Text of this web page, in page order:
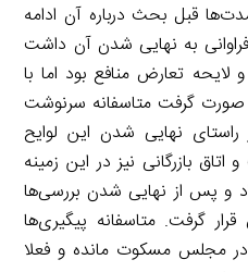
قبل بحث درباره آن ادامه
به نهایی شدن آن داشت
تعارض منافع بود اما با
گرفت متاسفانه سرنوشت
نهایی شدن این لوایح
بازرگانی نیز در این زمینه
و پس از نهایی شدن بررسی‌ها
گرفت. متاسفانه پیگیری‌ها
مجلس مسکوت مانده و فعلا